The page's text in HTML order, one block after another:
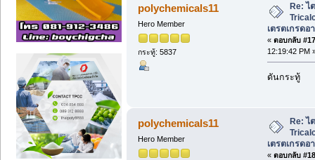
polychemicals11
Hero Member
กระทู้: 5837
Re: ไ
เตรตเกรดอ
« ตอบกลับ
12:19:42 PM
ดันกระทู้
polychemicals11
Hero Member
Re: ไ
เตรตเกรดอ
« ตอบกลับ